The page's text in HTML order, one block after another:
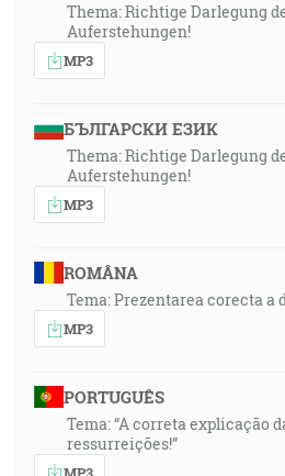
Thema: Richtige Darlegung
Auferstehungen!
MP3
БЪЛГАРСКИ ЕЗИК
Thema: Richtige Darlegung
Auferstehungen!
MP3
ROMÂNA
Tema: Prezentarea corecta
MP3
PORTUGUÊS
Tema: “A correta explicação
ressurreições!”